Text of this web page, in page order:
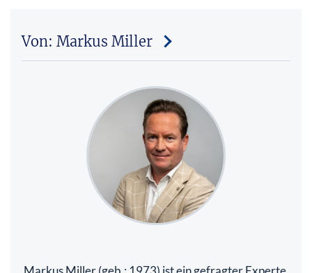
Von: Markus Miller